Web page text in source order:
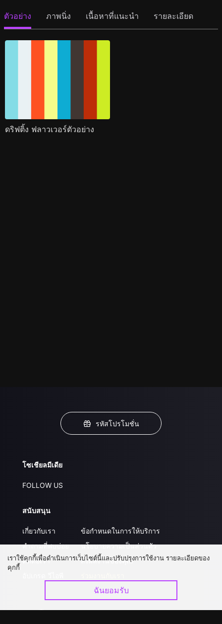
ตัวอย่าง ภาพนิ่ง เนื้อหาที่แนะนำ รายละเอียด
ดริฟติ้ง ฟลาวเวอร์ตัวอย่าง
รหัสโปรโมชั่น
โซเชียลมีเดีย
FOLLOW US
สนับสนุน
เกี่ยวกับเรา
คำถามที่พบบ่อย
ติดต่อเรา
ข้อกำหนดในการให้บริการ
นโยบายความเป็นส่วนตัว
ส่งผลงานของคุณ
เราใช้คุกกี้เพื่อดำเนินการเว็บไซต์นี้และปรับปรุงการใช้งาน รายละเอียดของ
คุกกี้
ฉันยอมรับ